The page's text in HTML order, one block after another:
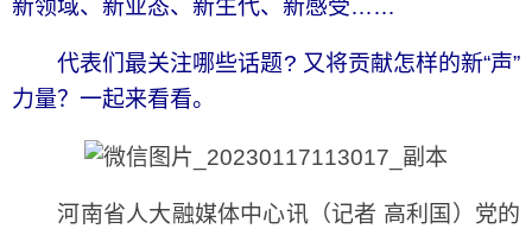
新领域、新业态、新生代、新感受……
代表们最关注哪些话题? 又将贡献怎样的新“声”
力量？一起来看看。
河南省人大融媒体中心讯（记者 高利国）党的